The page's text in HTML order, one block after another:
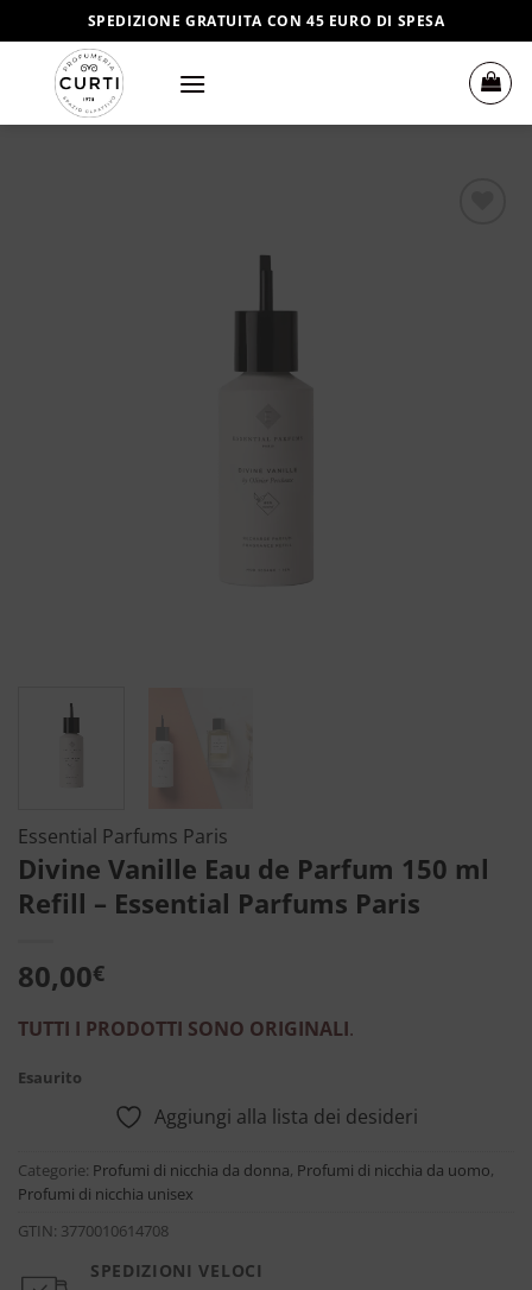
ai
contenuti
SPEDIZIONE GRATUITA CON 45 EURO DI SPESA
Essential Parfums Paris
Divine Vanille Eau de Parfum 150 ml
Refill – Essential Parfums Paris
80,00€
TUTTI I PRODOTTI SONO ORIGINALI.
Esaurito
Aggiungi alla lista dei desideri
Categorie: Profumi di nicchia da donna, Profumi di nicchia da uomo,
Profumi di nicchia unisex
GTIN: 3770010614708
SPEDIZIONI VELOCI